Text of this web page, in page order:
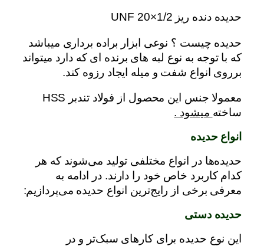
حدیده دنده ریز 1/2×20 UNF
حدیده چیست ؟ نوعی ابزار براده برداری میباشد
که با توجه به نوع لبه های برنده ای که دارد میتواند
برروی انواع شفت و میله ایجاد رزوه کند.
معمولا جنس این محصول از فولاد تندبر HSS
ساخته میشود .
انواع حدیده
حدیده‌ها در انواع مختلفی تولید می‌شوند که هر
کدام کاربرد خاص خود را دارند. در ادامه به
معرفی برخی از رایج‌ترین انواع حدیده می‌پردازیم:
حدیده دستی
این نوع حدیده برای کارهای سبک‌تر و در